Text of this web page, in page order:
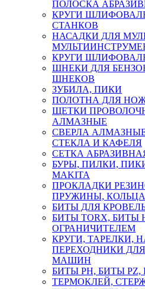
ПОЛОСКА
КРУГИ
СТАНКОВ
НАСАДКИ ДЛЯ
КРУГИ
ШНЕКИ ДЛЯ
ШНЕКОВ
ЗУБИЛА, ПИКИ
ПОЛОТНА ДЛЯ
ЩЕТКИ
АЛМАЗНЫЕ
СВЕРЛА
СТЕКЛА И КАФЕЛЯ
СЕТКА
БУРЫ, ПИЛКИ,
MAKITA
ПРОКЛАДКИ
ПРУЖИНЫ,
БИТЫ ДЛЯ
БИТЫ TORX, БИТЫ
ОГРАНИЧИТЕЛЕМ
КРУГИ, ТАРЕЛКИ,
ПЕРЕХОДНИКИ
МАШИН
БИТЫ PH, БИТЫ PZ,
ТЕРМОКЛЕЙ,